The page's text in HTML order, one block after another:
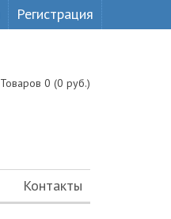
Регистрация
Товаров 0 (0 руб.)
Контакты